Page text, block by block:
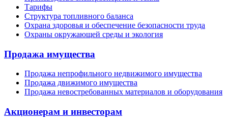
Тарифы
Структура топливного баланса
Охрана здоровья и обеспечение безопасности труда
Охраны окружающей среды и экология
Продажа имущества
Продажа непрофильного недвижимого имущества
Продажа движимого имущества
Продажа невостребованных материалов и оборудования
Акционерам и инвесторам